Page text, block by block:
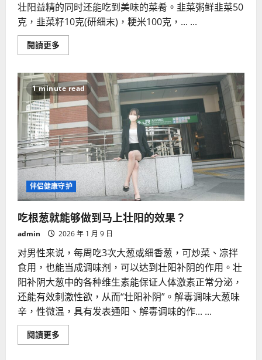
壮阳益精的同时还能吃到美味的菜肴。韭菜粥鲜韭菜50
克，韭菜籽10克(研细末)，粳米100克，... ...
閱讀更多
more
韭
菜
佳
肴
帮
男
人
助
性
益
精
1 minute read
伴侣健康守护
吃根葱就能够做到马上壮阳的效果？
admin 2026 年 1 月 9 日
对男性来说，每周吃3次大葱或细香葱，可炒菜、凉拌
食用，也能当成调味剂，可以达到壮阳补阴的作用。壮
阳补阴大葱中的各种维生素能保证人体激素正常分泌，
还能有效刺激性欲，从而“壮阳补阴”。解毒调味大葱味
辛，性微温，具有发表通阳、解毒调味的作... ...
閱讀更多
more